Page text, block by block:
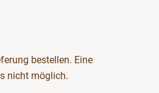
bestellen. Eine
nicht möglich.